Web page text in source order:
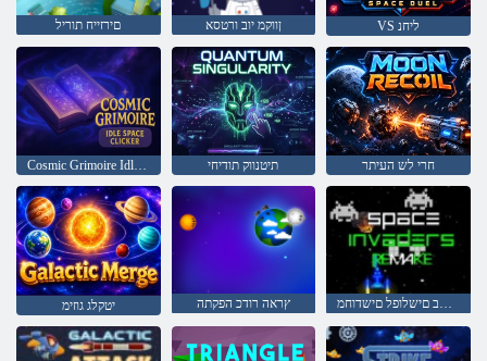
םירזייח תוריל ןווקמ יוב ורטסא VS ליחנ
תיטנווק תודיחי חרי לש העיתר
יטקלג גוזימ ץראה רודכ הפקתה ללחב םישלופל םישדוחמ